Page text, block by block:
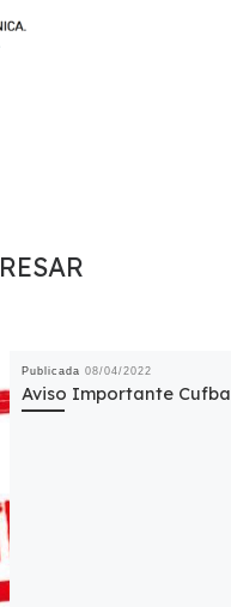
Publicada 08/04/2022
Aviso Importante Cufba